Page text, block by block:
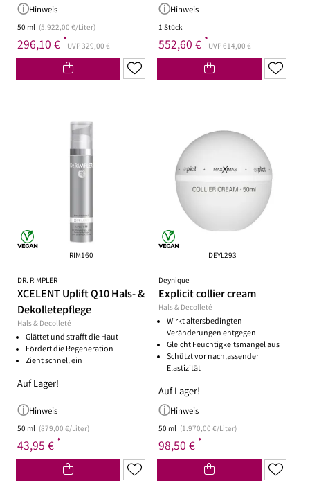
Hinweis
50 ml (5.922,00 €/Liter)
296,10 € *UVP 329,00 €
Hinweis
1 Stück
552,60 € *UVP 614,00 €
RIM160
DR. RIMPLER
XCELENT Uplift Q10 Hals- &
Dekolletepflege
Hals & Decolleté
Glättet und strafft die Haut
Fördert die Regeneration
Zieht schnell ein
Auf Lager!
Hinweis
50 ml (879,00 €/Liter)
43,95 € *
DEYL293
Deynique
Explicit collier cream
Hals & Decolleté
Wirkt altersbedingten
Veränderungen entgegen
Gleicht Feuchtigkeitsmangel aus
Schützt vor nachlassender
Elastizität
Auf Lager!
Hinweis
50 ml (1.970,00 €/Liter)
98,50 € *